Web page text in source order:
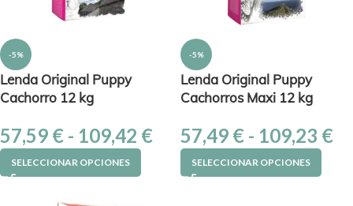
-5%
Lenda Original Puppy
Cachorro 12 kg
57,59 € - 109,42 €
SELECCIONAR OPCIONES
-5%
Lenda Original Puppy
Cachorros Maxi 12 kg
57,49 € - 109,23 €
SELECCIONAR OPCIONES